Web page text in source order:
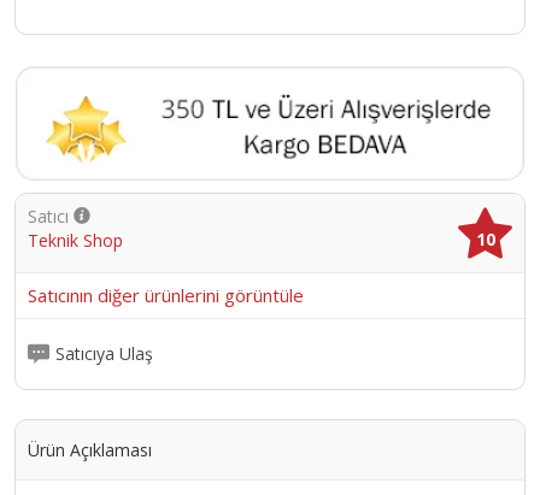
Satıcı
Teknik Shop
10
Satıcının diğer ürünlerini görüntüle
Satıcıya Ulaş
Ürün Açıklaması